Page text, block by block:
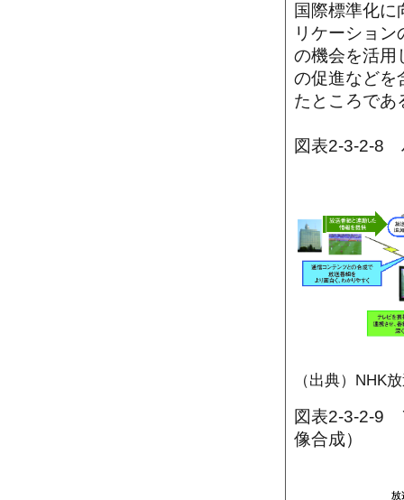
国際標準化
リケーショ
の機会を活用
の促進などを
たところであ
図表2-3-2-8
（出典）NHK
図表2-3-2-9
像合成）